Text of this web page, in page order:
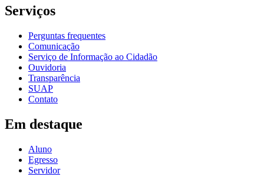
Serviços
Perguntas frequentes
Comunicação
Serviço de Informação ao Cidadão
Ouvidoria
Transparência
SUAP
Contato
Em destaque
Aluno
Egresso
Servidor